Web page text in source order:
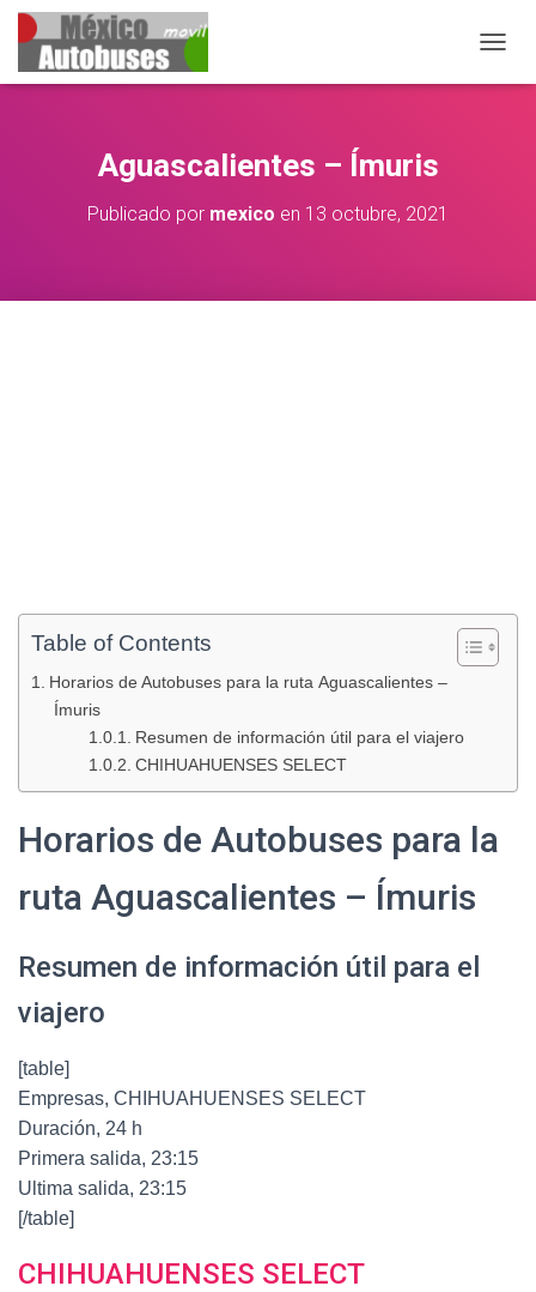
Aguascalientes – Ímuris
Publicado por mexico en 13 octubre, 2021
Table of Contents
Horarios de Autobuses para la ruta Aguascalientes –
Ímuris
Resumen de información útil para el viajero
CHIHUAHUENSES SELECT
Horarios de Autobuses para la
ruta Aguascalientes – Ímuris
Resumen de información útil para el
viajero
[table]
Empresas, CHIHUAHUENSES SELECT
Duración, 24 h
Primera salida, 23:15
Ultima salida, 23:15
[/table]
CHIHUAHUENSES SELECT